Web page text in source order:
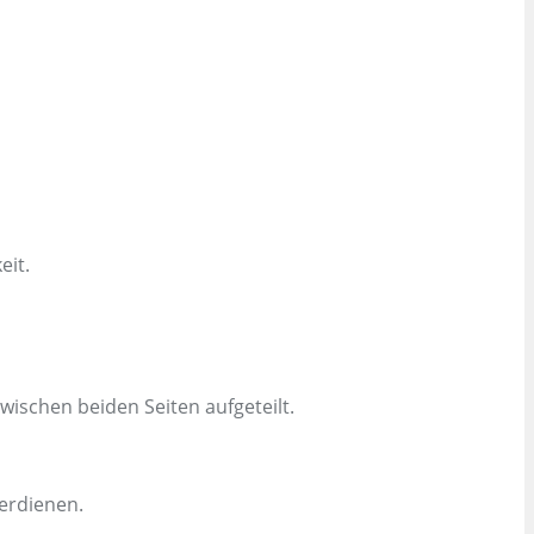
beiden Seiten aufgeteilt.